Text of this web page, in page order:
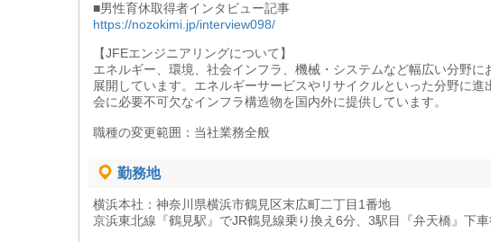
■男性育休取得者インタビュー記事
https://nozokimi.jp/interview098/
【JFEエンジニアリングについて】
エネルギー、環境、社会インフラ、機械・システムなど幅広い分野
展開しています。エネルギーサービスやリサイクルといった分野に
会に必要不可欠なインフラ構造物を国内外に提供しています。
職種の変更範囲：当社業務全般
勤務地
横浜本社：神奈川県横浜市鶴見区末広町二丁目1番地
京浜東北線『鶴見駅』でJR鶴見線乗り換え6分、3駅目『弁天橋』下